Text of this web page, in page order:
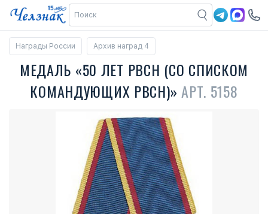
Награды России Архив наград 4
МЕДАЛЬ «50 ЛЕТ РВСН (СО СПИСКОМ
КОМАНДУЮЩИХ РВСН)»АРТ. 5158